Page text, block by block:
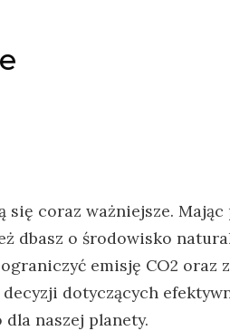
coraz ważniejsze.
dbasz o środowisko
emisję CO2 oraz
dotyczących
naszej planety.